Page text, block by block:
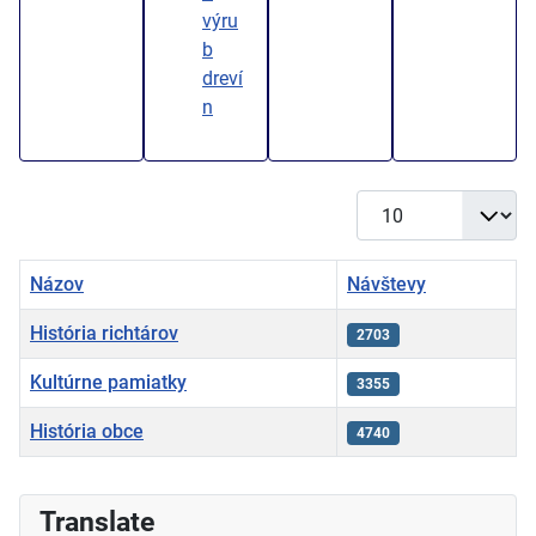
výru
b
dreví
n
Translate
Zobrazené položky
Názov Návštevy
História richtárov 2703
Kultúrne pamiatky 3355
História obce 4740